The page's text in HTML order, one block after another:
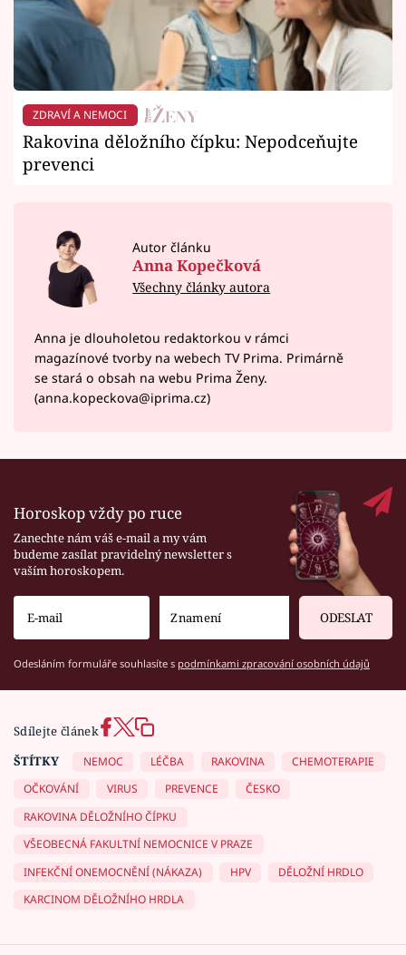
ZDRAVÍ A NEMOCI
Rakovina děložního čípku: Nepodceňujte
prevenci
Autor článku
Anna Kopečková
Všechny články autora
Anna je dlouholetou redaktorkou v rámci
magazínové tvorby na webech TV Prima. Primárně
se stará o obsah na webu Prima Ženy.
(anna.kopeckova@iprima.cz)
Horoskop vždy po ruce
Zanechte nám váš e-mail a my vám
budeme zasílat pravidelný newsletter s
vaším horoskopem.
ODESLAT
Odesláním formuláře souhlasíte s podmínkami zpracování osobních údajů
Sdílejte článek
ŠTÍTKY
NEMOC LÉČBA RAKOVINA
CHEMOTERAPIE
OČKOVÁNÍ
VIRUS PREVENCE
ČESKO
RAKOVINA DĚLOŽNÍHO ČÍPKU
VŠEOBECNÁ FAKULTNÍ NEMOCNICE V PRAZE
INFEKČNÍ ONEMOCNĚNÍ (NÁKAZA)
HPV
DĚLOŽNÍ HRDLO
KARCINOM DĚLOŽNÍHO HRDLA